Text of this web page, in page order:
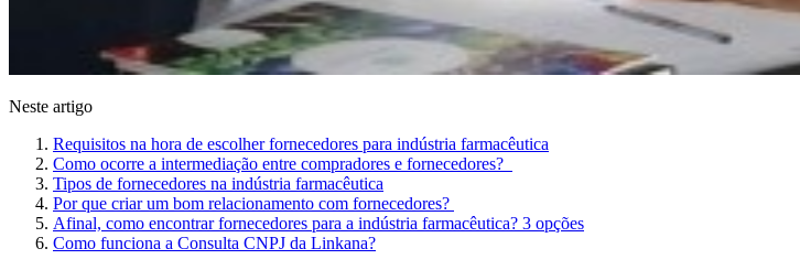
Neste artigo
Requisitos na hora de escolher fornecedores para indústria farmacêutica
Como ocorre a intermediação entre compradores e fornecedores?
Tipos de fornecedores na indústria farmacêutica
Por que criar um bom relacionamento com fornecedores?
Afinal, como encontrar fornecedores para a indústria farmacêutica? 3 opções
Como funciona a Consulta CNPJ da Linkana?